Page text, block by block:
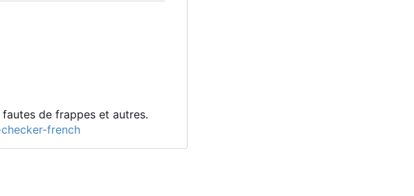
de frappes et autres.
french